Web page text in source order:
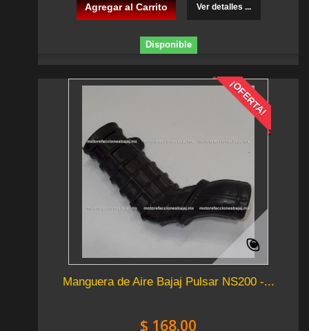
Agregar al Carrito Ver detalles ...
Disponible
¡OFERTA!
Manguera de Aire Bajaj Pulsar NS200 -...
$ 168.00